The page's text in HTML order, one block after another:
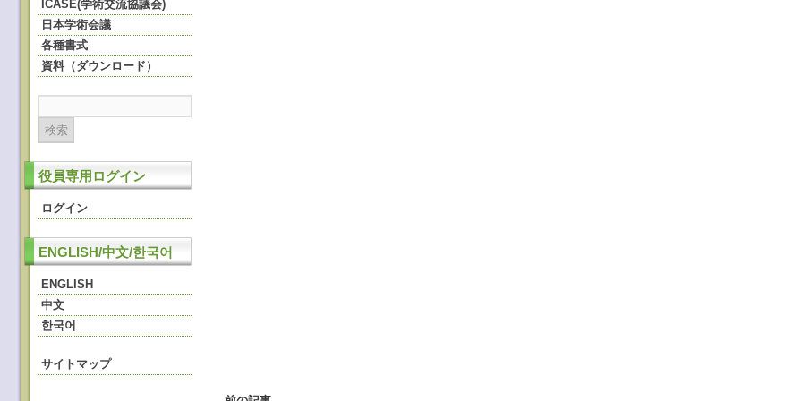
ICASE(学術交流協議会)
日本学術会議
各種書式
資料（ダウンロード）
役員専用ログイン
ログイン
ENGLISH/中文/한국어
ENGLISH
中文
한국어
サイトマップ